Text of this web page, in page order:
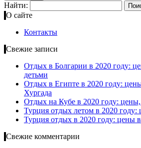
Найти:
О сайте
Контакты
Свежие записи
Отдых в Болгарии в 2020 году:
детьми
Отдых в Египте в 2020 году:
Хургада
Отдых на Кубе в 2020 году:
Турция отдых летом в 2020 году:
Турция отдых в 2020 году: цены
Свежие комментарии